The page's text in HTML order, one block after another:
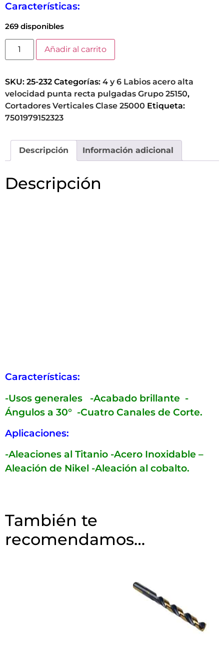
Características:
269 disponibles
Añadir al carrito
SKU: 25-232 Categorías: 4 y 6 Labios acero alta
velocidad punta recta pulgadas Grupo 25150,
Cortadores Verticales Clase 25000 Etiqueta:
7501979152323
Descripción Información adicional
Descripción
Características:
-Usos generales -Acabado brillante -
Ángulos a 30° -Cuatro Canales de Corte.
Aplicaciones:
-Aleaciones al Titanio -Acero Inoxidable –
Aleación de Nikel -Aleación al cobalto.
También te
recomendamos…